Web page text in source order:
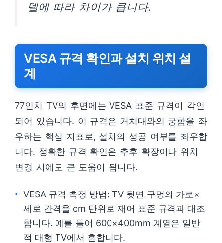
델에 따라 차이가 큽니다.
VESA 규격 확인과 설치 위치 설
계
77인치 TV의 후면에는 VESA 표준 규격이 각인
되어 있습니다. 이 규격은 거치대와의 궁합을 좌
우하는 핵심 지표로, 설치의 성공 여부를 좌우합
니다. 정확한 규격 확인은 추후 확장이나 위치
변경 시에도 큰 도움이 됩니다.
VESA 규격 측정 방법: TV 뒷면 구멍의 가로×
세로 간격을 cm 단위로 재어 표준 규격과 대조
합니다. 예를 들어 600×400mm 계열은 일반
적 대형 TV에서 흔합니다.